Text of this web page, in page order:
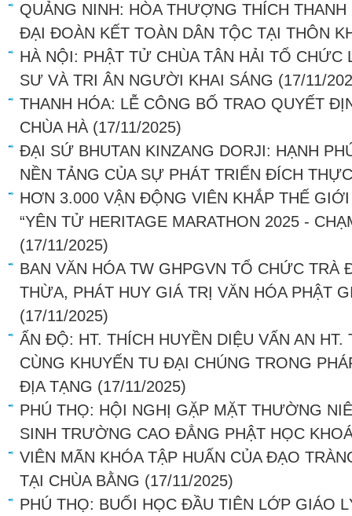
QUẢNG NINH: HÒA THƯỢNG THÍCH
ĐẠI ĐOÀN KẾT TOÀN DÂN TỘC TẠI THÔN
HÀ NỘI: PHẬT TỬ CHÙA TÂN HẢI TỔ
SƯ VÀ TRI ÂN NGƯỜI KHAI SÁNG (17/11/
THANH HÓA: LỄ CÔNG BỐ TRAO QUYẾT
CHÙA HÀ (17/11/2025)
ĐẠI SỨ BHUTAN KINZANG DORJI: HẠNH
NỀN TẢNG CỦA SỰ PHÁT TRIỂN ĐÍCH THỰC
HƠN 3.000 VẬN ĐỘNG VIÊN KHẮP THẾ
“YÊN TỬ HERITAGE MARATHON 2025 -
(17/11/2025)
BAN VĂN HÓA TW GHPGVN TỔ CHỨC TRÀ
THỪA, PHÁT HUY GIÁ TRỊ VĂN HÓA PHẬT
(17/11/2025)
ẤN ĐỘ: HT. THÍCH HUYỀN DIỆU VẤN AN HT.
CÙNG KHUYẾN TU ĐẠI CHÚNG TRONG
ĐỊA TẠNG (17/11/2025)
PHÚ THỌ: HỘI NGHỊ GẶP MẶT THƯỜNG
SINH TRƯỜNG CAO ĐẲNG PHẬT HỌC
VIÊN MÃN KHÓA TẬP HUẤN CỦA ĐẠO
TẠI CHÙA BẰNG (17/11/2025)
PHÚ THỌ: BUỔI HỌC ĐẦU TIÊN LỚP GIÁO